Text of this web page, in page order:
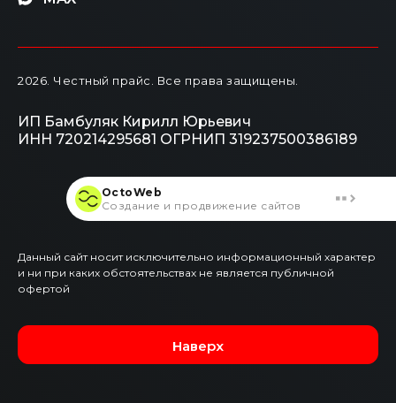
2026 . Честный прайс. Все права защищены.
ИП Бамбуляк Кирилл Юрьевич
ИНН 720214295681 ОГРНИП 319237500386189
Данный сайт носит исключительно информационный характер
и ни при каких обстоятельствах не является публичной
офертой
Наверх
OctoWeb
Создание и продвижение сайтов